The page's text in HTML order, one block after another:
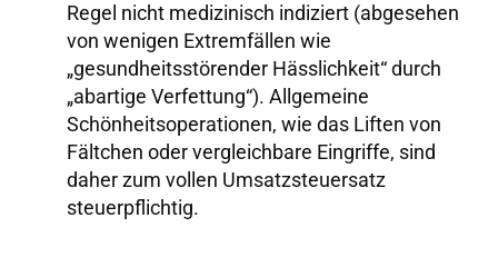
Regel nicht medizinisch indiziert (abgesehen
von wenigen Extremfällen wie
„gesundheitsstörender Hässlichkeit“ durch
„abartige Verfettung“). Allgemeine
Schönheitsoperationen, wie das Liften von
Fältchen oder vergleichbare Eingriffe, sind
daher zum vollen Umsatzsteuersatz
steuerpflichtig.